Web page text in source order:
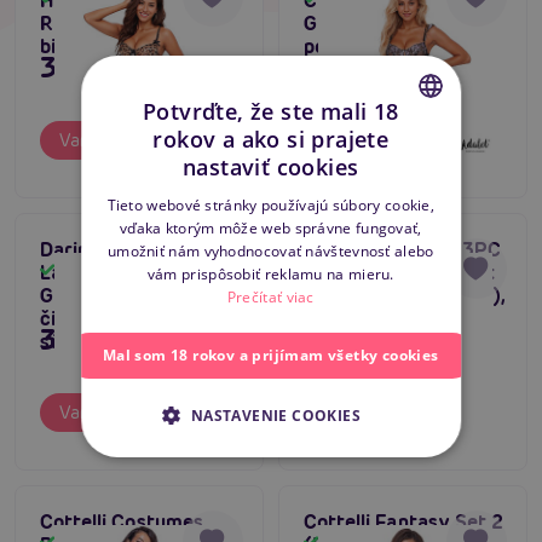
Rings, leopardí set
bielizne
35,80 €
Varianty
Garter, zvodný set s
podväzkami
35,80 €
Varianty
Daring Intimates 3PC
Lace Bra, Panty &
Garter Set (Purple),
čipková 3-dielna
súprava
39,80 €
Varianty
Daring Intimates 3PC
Peek-A-Boo Bow Set
Open Crotch (Purple),
Skladom
39,80 €
Varianty
Cottelli Costumes
Cottelli Fantasy Set 2
CZECH
ENGLISH
Potvrďte, že ste mali 18
rokov a ako si prajete
nastaviť cookies
Tieto webové stránky používajú súbory cookie,
vďaka ktorým môže web správne fungovať,
umožniť nám vyhodnocovať návštevnosť alebo
vám prispôsobiť reklamu na mieru.
Prečítať viac
Mal som 18 rokov a prijímam všetky cookies
NASTAVENIE COOKIES